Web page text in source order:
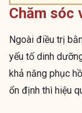
Chăm sóc
Ngoài điều trị
yếu tố dinh
khả năng phục
ổn định thì hiệu